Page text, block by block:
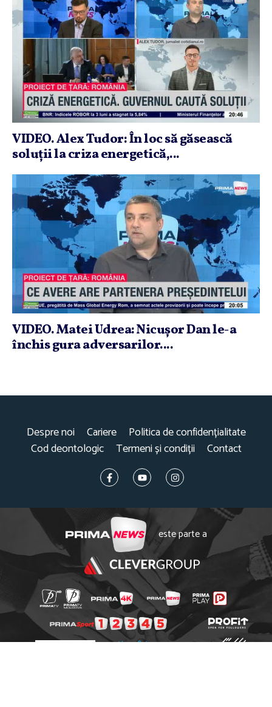
VIDEO. Alex Tudor: În loc să găsească
soluţii la criza energetică,...
VIDEO. Matei Udrea: Nicuşor Dan le-a
închis gura adversarilor....
Despre noi Cariere
Politica de confidențialitate
Cod deontologic
Termeni și condiții Contact
este parte a